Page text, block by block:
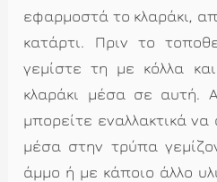
εφαρμοστά το κλαράκι,
κατάρτι. Πριν το
γεμίστε τη με κόλλα
κλαράκι μέσα σε αυτή.
μπορείτε εναλλακτικά
μέσα στην τρύπα
άμμο ή με κάποιο άλλο